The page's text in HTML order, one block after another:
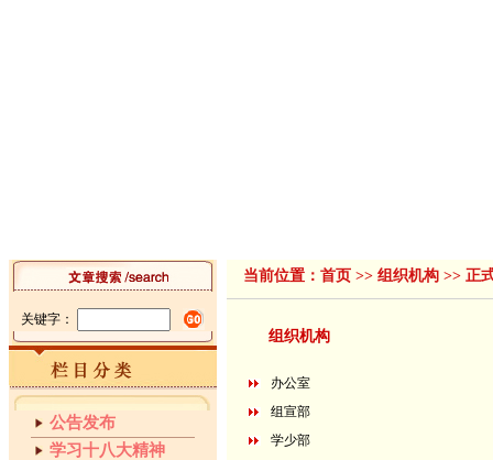
关键字：
公告发布
学习十八大精神
当前位置： 首页 >> 组织机构 >> 正
组织机构
办公室
组宣部
学少部